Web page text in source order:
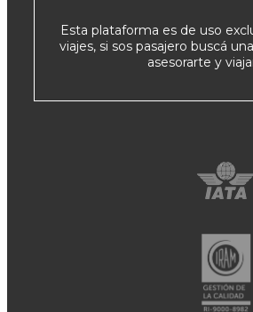
Esta plataforma es de uso
viajes, si sos pasajero buscá
asesorarte y